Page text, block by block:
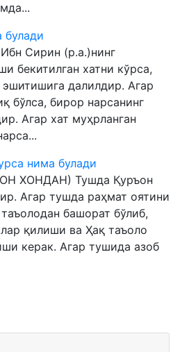
булади
Сирин (р.а.)нинг
бекитилган хатни кўрса,
далилдир. Агар
бўлса, бирор нарсанинг
Агар хат муҳрланган
нима булади
ХОНДАН) Тушда Қуръон
Агар тушда раҳмат оятини
башорат бўлиб,
қилиши ва Ҳақ таъоло
керак. Агар тушида азоб